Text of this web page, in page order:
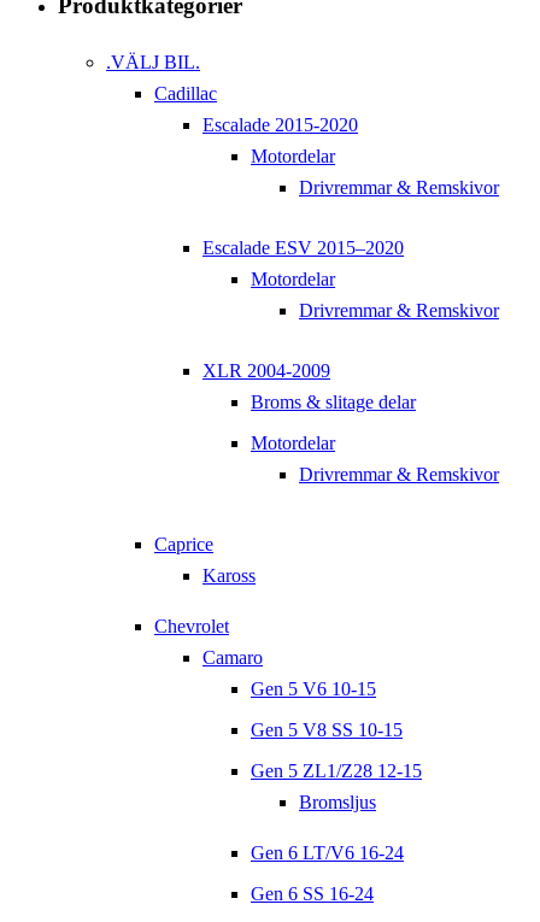
Produktkategorier
.VÄLJ BIL.
Cadillac
Escalade 2015-2020
Motordelar
Drivremmar & Remskivor
Escalade ESV 2015–2020
Motordelar
Drivremmar & Remskivor
XLR 2004-2009
Broms & slitage delar
Motordelar
Drivremmar & Remskivor
Caprice
Kaross
Chevrolet
Camaro
Gen 5 V6 10-15
Gen 5 V8 SS 10-15
Gen 5 ZL1/Z28 12-15
Bromsljus
Gen 6 LT/V6 16-24
Gen 6 SS 16-24